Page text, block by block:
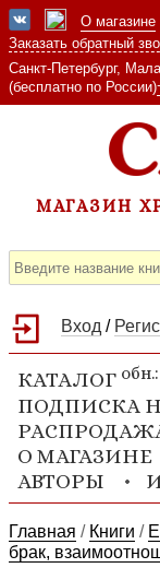
О магазине
Заказать обратный
Санкт-Петербург,
(бесплатно по России)
МАГАЗИН
Вход /
КАТАЛОГ
ПОДПИСКА
О МАГАЗИНЕ
АВТОРЫ
Главная / Книги /
брак,